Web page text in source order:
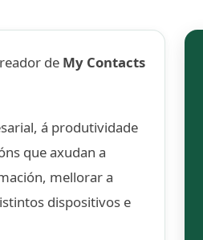
de My Contacts
á produtividade
que axudan a
mellorar a
dispositivos e